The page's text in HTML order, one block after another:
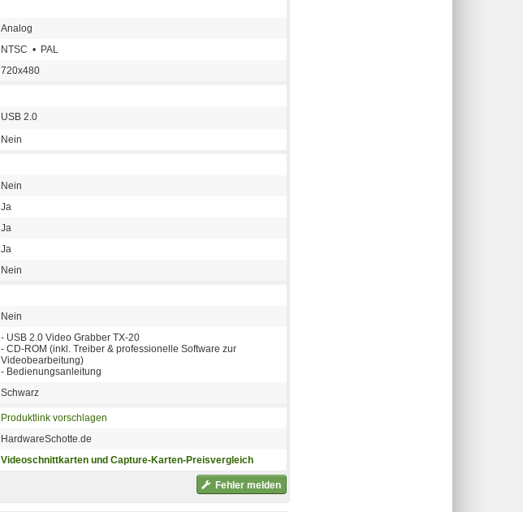
Analog
NTSC • PAL
720x480
USB 2.0
Nein
Nein
Ja
Ja
Ja
Nein
Nein
- USB 2.0 Video Grabber TX-20
- CD-ROM (inkl. Treiber & professionelle Software zur
Videobearbeitung)
- Bedienungsanleitung
Schwarz
Produktlink vorschlagen
HardwareSchotte.de
Videoschnittkarten und Capture-Karten-Preisvergleich
Fehler melden